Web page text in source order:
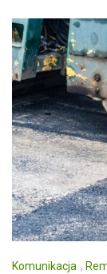
Komunikacja ,